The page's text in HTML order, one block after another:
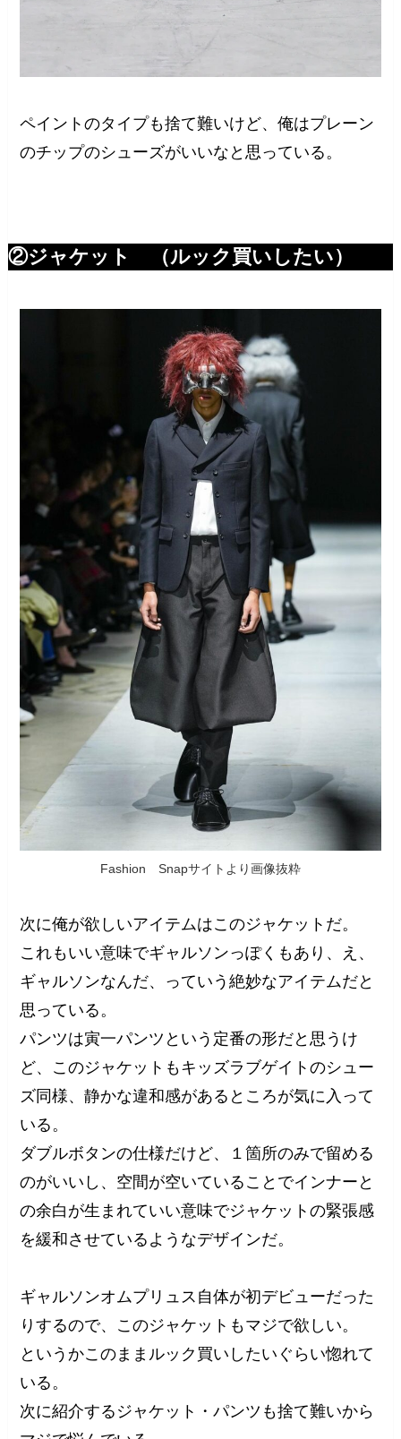
ペイントのタイプも捨て難いけど、俺はプレーン
のチップのシューズがいいなと思っている。
②ジャケット （ルック買いしたい）
Fashion Snapサイトより画像抜粋
次に俺が欲しいアイテムはこのジャケットだ。
これもいい意味でギャルソンっぽくもあり、え、
ギャルソンなんだ、っていう絶妙なアイテムだと
思っている。
パンツは寅一パンツという定番の形だと思うけ
ど、このジャケットもキッズラブゲイトのシュー
ズ同様、静かな違和感があるところが気に入って
いる。
ダブルボタンの仕様だけど、１箇所のみで留める
のがいいし、空間が空いていることでインナーと
の余白が生まれていい意味でジャケットの緊張感
を緩和させているようなデザインだ。
ギャルソンオムプリュス自体が初デビューだった
りするので、このジャケットもマジで欲しい。
というかこのままルック買いしたいぐらい惚れて
いる。
次に紹介するジャケット・パンツも捨て難いから